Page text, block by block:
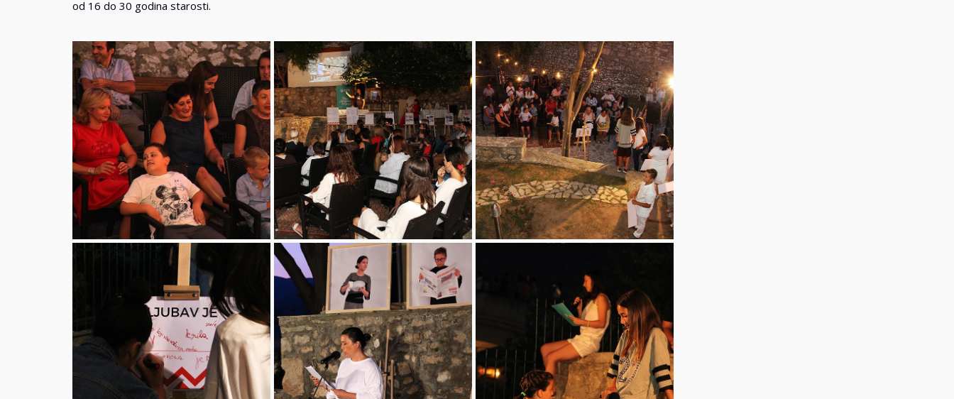
od 16 do 30 godina starosti.